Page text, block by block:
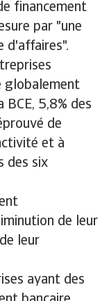
financement
par "une
d'affaires".
globalement
BCE, 5,8% des
de
et à
des six
de leur
leur
ayant des